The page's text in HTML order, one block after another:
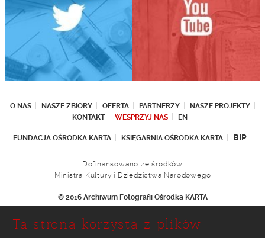
O NAS NASZE ZBIORY OFERTA PARTNERZY
NASZE PROJEKTY
KONTAKT
WESPRZYJ NAS EN
FUNDACJA OŚRODKA KARTA KSIĘGARNIA OŚRODKA KARTA BIP
Dofinansowano ze środków
Ministra Kultury i Dziedzictwa Narodowego
© 2016 Archiwum Fotografii Ośrodka KARTA
Ul. Narbutta 29
Ta strona korzysta z plików